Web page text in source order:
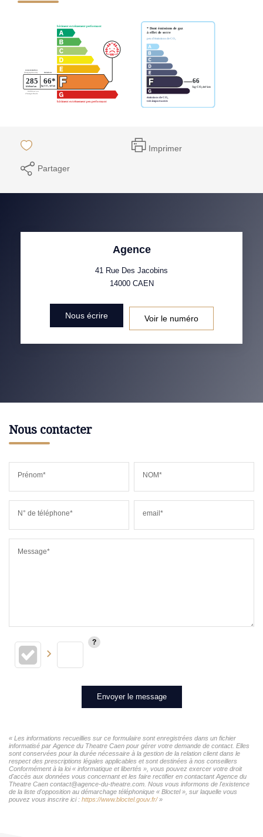
Imprimer
Partager
Agence
41 Rue Des Jacobins
14000 CAEN
Nous écrire Voir le numéro
Nous contacter
Prénom* NOM*
N° de téléphone* email*
Message*
Envoyer le message
« Les informations recueillies sur ce formulaire sont enregistrées dans un fichier
informatisé par Agence du Theatre Caen pour gérer votre demande de contact. Elles
sont conservées pour la durée nécessaire à la gestion de la relation client dans le
respect des prescriptions légales applicables et sont destinées à nos conseillers
Conformément à la loi « informatique et libertés », vous pouvez exercer votre droit
d'accès aux données vous concernant et les faire rectifier en contactant Agence du
Theatre Caen contact@agence-du-theatre.com. Nous vous informons de l'existence
de la liste d'opposition au démarchage téléphonique « Bloctel », sur laquelle vous
pouvez vous inscrire ici : https://www.bloctel.gouv.fr/»